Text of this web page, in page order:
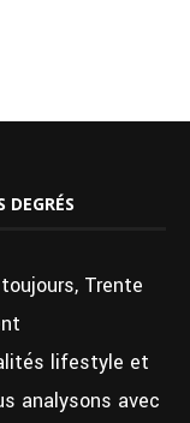
DEGRÉS
Trente
lifestyle et
analysons avec